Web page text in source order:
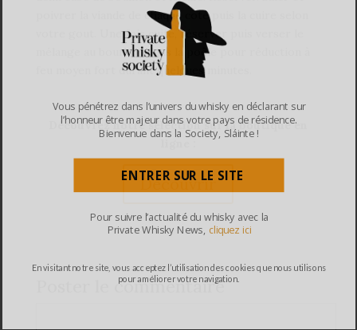
poivrer la viande de chaque coté puis la cuire selon
votre gout. Une fois cuite, réserver puis verser le
mélange au bourbon dans la poêle pour réduction à
feu moyen fort durant quelques minutes.
Découvrez notre sélection sur la boutique en
Découvrir
Poster le commentaire
Vous pénétrez dans l’univers du whisky en déclarant sur
l’honneur être majeur dans votre pays de résidence.
Bienvenue dans la Society, Sláinte !
ENTRER SUR LE SITE
En visitant notre site, vous acceptez l’utilisation des cookies que nous utilisons
pour améliorer votre navigation.
Pour suivre l’actualité du whisky avec la
Private Whisky News, cliquez ici